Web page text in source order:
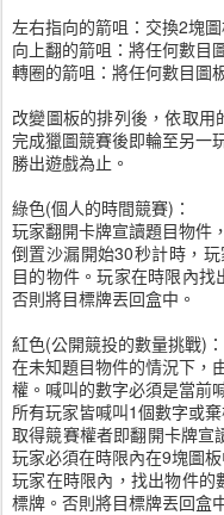
左右指向的箭咀：交換2塊圖
向上翻的箭咀：將任何數目
轉圈的箭咀：將任何數目圖
改變圖板的排列後，依取用
完成獵圖競賽後即輪至另一
勝出遊戲為止。
綠色(個人的時間競賽)：
玩家翻開卡牌宣讀題目物件
倒置沙漏開始30秒計時，
目的物件。玩家在時限內找
否則將目標牌丟回盒中。
紅色(公開競投的數量挑戰)：
在未知題目物件的情況下，
權。喊叫的數字必須是當前
所有玩家皆喊叫1個數字或
取得競賽權者即翻開卡牌宣
玩家必須在時限內在9塊圖
玩家在時限內，找出物件的
標牌。否則將目標牌丟回盒